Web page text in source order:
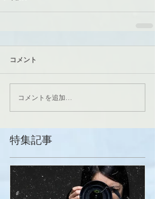
コメント
コメントを追加…
特集記事